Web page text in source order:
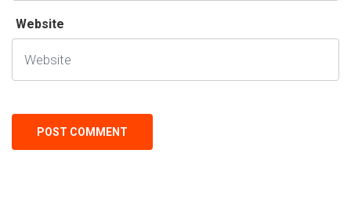
Website